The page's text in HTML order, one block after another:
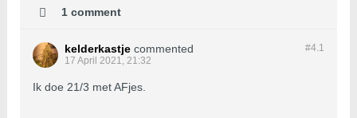
1 comment
#4.1
kelderkastje commented
17 April 2021, 21:32
Ik doe 21/3 met AFjes.